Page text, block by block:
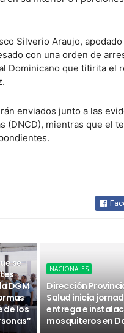
Silverio Araujo,
con una orden de
Dominicano que titirita el
enviados junto a las
(DNCD), mientras que el
se
DGM
de los
NACIONALES
Dirección
Salud inicia
entrega e
mosquiteros en